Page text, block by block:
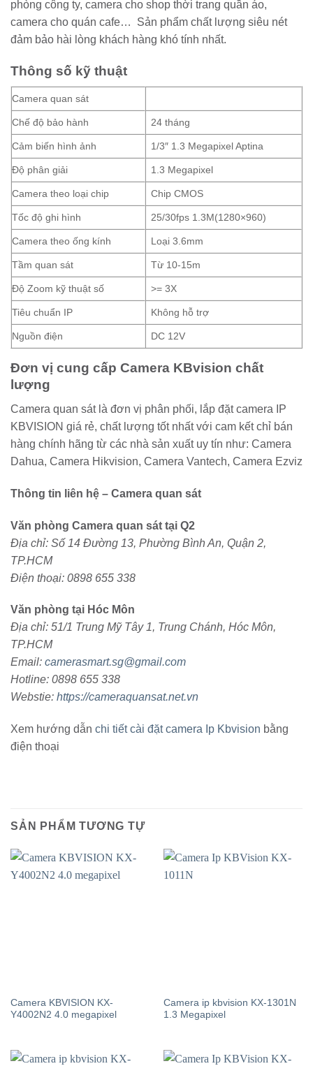
phòng công ty, camera cho shop thời trang quần áo,
camera cho quán cafe… Sản phẩm chất lượng siêu nét
đảm bảo hài lòng khách hàng khó tính nhất.
Thông số kỹ thuật
Camera quan sát
Chế độ bảo hành 24 tháng
Cảm biến hình ảnh 1/3″ 1.3 Megapixel Aptina
Độ phân giải 1.3 Megapixel
Camera theo loại chip Chip CMOS
Tốc độ ghi hình 25/30fps 1.3M(1280×960)
Camera theo ống kính Loại 3.6mm
Tầm quan sát Từ 10-15m
Độ Zoom kỹ thuật số >= 3X
Tiêu chuẩn IP Không hỗ trợ
Nguồn điện DC 12V
Đơn vị cung cấp Camera KBvision chất
lượng
Camera quan sát là đơn vị phân phối, lắp đặt camera IP
KBVISION giá rẻ, chất lượng tốt nhất với cam kết chỉ bán
hàng chính hãng từ các nhà sản xuất uy tín như: Camera
Dahua, Camera Hikvision, Camera Vantech, Camera Ezviz
Thông tin liên hệ – Camera quan sát
Văn phòng Camera quan sát tại Q2
Địa chỉ: Số 14 Đường 13, Phường Bình An, Quận 2,
TP.HCM
Điện thoại: 0898 655 338
Văn phòng tại Hóc Môn
Địa chỉ: 51/1 Trung Mỹ Tây 1, Trung Chánh, Hóc Môn,
TP.HCM
Email: camerasmart.sg@gmail.com
Hotline: 0898 655 338
Webstie: https://cameraquansat.net.vn
Xem hướng dẫn chi tiết cài đặt camera Ip Kbvision bằng
điện thoại
SẢN PHẨM TƯƠNG TỰ
Camera KBVISION KX-
Y4002N2 4.0 megapixel
Camera ip kbvision KX-1301N
1.3 Megapixel